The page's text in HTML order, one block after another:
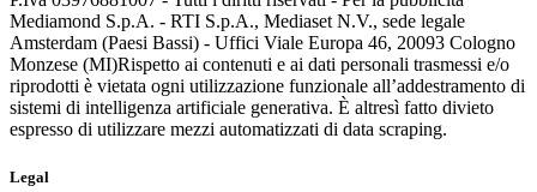
Mediamond S.p.A. - RTI S.p.A., Mediaset N.V., sede legale
Amsterdam (Paesi Bassi) - Uffici Viale Europa 46, 20093 Cologno
Monzese (MI)Rispetto ai contenuti e ai dati personali trasmessi e/o
riprodotti è vietata ogni utilizzazione funzionale all’addestramento di
sistemi di intelligenza artificiale generativa. È altresì fatto divieto
espresso di utilizzare mezzi automatizzati di data scraping.
Legal